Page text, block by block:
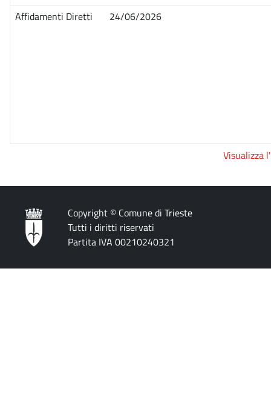
Affidamenti Diretti 24/06/2026
Visualizza
Copyright © Comune di Trieste
Tutti i diritti riservati
Partita IVA 00210240321